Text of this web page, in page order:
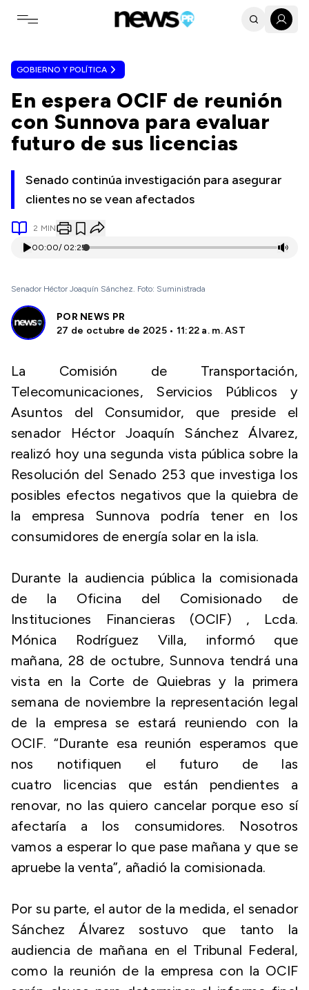
Toggle navigation menu
GOBIERNO Y POLÍTICA
En espera OCIF de reunión
con Sunnova para evaluar
futuro de sus licencias
Senado continúa investigación para asegurar
clientes no se vean afectados
2 MIN
00:00/ 02:25
Senador Héctor Joaquín Sánchez. Foto: Suministrada
POR NEWS PR
27 de octubre de 2025 • 11:22 a. m. AST
La Comisión de Transportación,
Telecomunicaciones, Servicios Públicos y
Asuntos del Consumidor, que preside el
senador Héctor Joaquín Sánchez Álvarez,
realizó hoy una segunda vista pública sobre la
Resolución del Senado 253 que investiga los
posibles efectos negativos que la quiebra de
la empresa Sunnova podría tener en los
consumidores de energía solar en la isla.
Durante la audiencia pública la comisionada
de la Oficina del Comisionado de
Instituciones Financieras (OCIF) , Lcda.
Mónica Rodríguez Villa, informó que
mañana, 28 de octubre, Sunnova tendrá una
vista en la Corte de Quiebras y la primera
semana de noviembre la representación legal
de la empresa se estará reuniendo con la
OCIF. “Durante esa reunión esperamos que
nos notifiquen el futuro de las
cuatro licencias que están pendientes a
renovar, no las quiero cancelar porque eso sí
afectaría a los consumidores. Nosotros
vamos a esperar lo que pase mañana y que se
apruebe la venta”, añadió la comisionada.
Por su parte, el autor de la medida, el senador
Sánchez Álvarez sostuvo que tanto la
audiencia de mañana en el Tribunal Federal,
como la reunión de la empresa con la OCIF